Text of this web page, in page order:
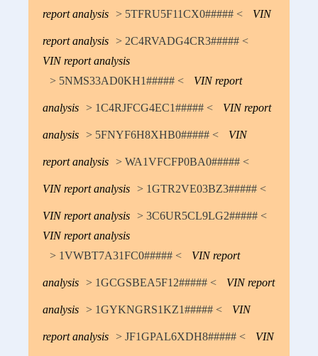
report analysis > 5TFRU5F11CX0##### < VIN
report analysis > 2C4RVADG4CR3##### <
VIN report analysis
> 5NMS33AD0KH1##### <
VIN report
analysis > 1C4RJFCG4EC1##### < VIN report
analysis > 5FNYF6H8XHB0##### < VIN
report analysis > WA1VFCFP0BA0##### <
VIN report analysis > 1GTR2VE03BZ3##### <
VIN report analysis > 3C6UR5CL9LG2##### <
VIN report analysis
> 1VWBT7A31FC0##### <
VIN report
analysis > 1GCGSBEA5F12##### < VIN report
analysis > 1GYKNGRS1KZ1##### < VIN
report analysis > JF1GPAL6XDH8##### < VIN